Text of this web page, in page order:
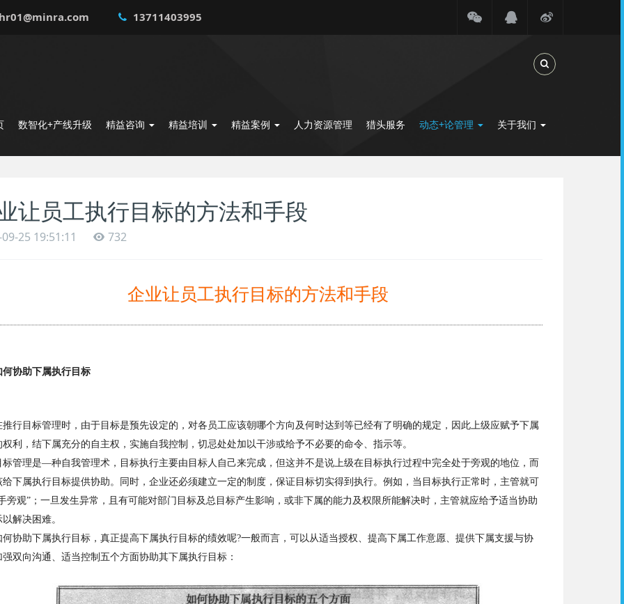
13711403995
Toggle Search
数智化+产线升级 精益咨询 精益培训 精益案例 人力资源管理 猎头服务 动态+论管理 关于我们
让员工执行目标的方法和手段
25 19:51:11 732
企业让员工执行目标的方法和手段
何协助下属执行目标
推行目标管理时，由于目标是预先设定的 ，对各员工应该朝哪个方向及何时达到等已经有了明确的规定， 因 此上级应赋予下属
权利，结下属充分的自主权，实施自我控制，切忌处处加以干涉或给予不必要的命令、指示等。
标管理是—种自我管理术，目标执行主要由目标人自己来完成，但这并不是说上级在目标执行过程中完全处于旁观的地位，而
给下属执行目标提供协助。同时，企业还必须建立一定的制度，保证目标切实得到执行。例如，当目标执行正常时，主管就可
旁观”；一旦发生异常，且有可能对部门目标及总目标产生影响，或非下属的能力及权限所能解决时，主管就应给予适当协助
解决困难。
何协助下属执行目标，真正提高下属执行目标的绩效呢?一般而言，可以从适当授权、提高下属工作意愿、提供下属支援与协
双向沟通、适当控制五个方面协助其下属执行目标：